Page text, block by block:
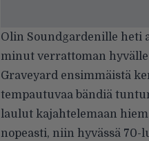
Olin Soundgardenille heti
minut verrattoman
Graveyard ensimmäistä
tempautuvaa bändiä
laulut kajahtelemaan
nopeasti, niin hyvässä